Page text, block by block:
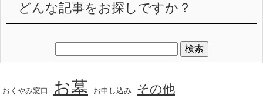
どんな記事をお探しですか？
おくやみ窓口 お墓 お申し込み その他